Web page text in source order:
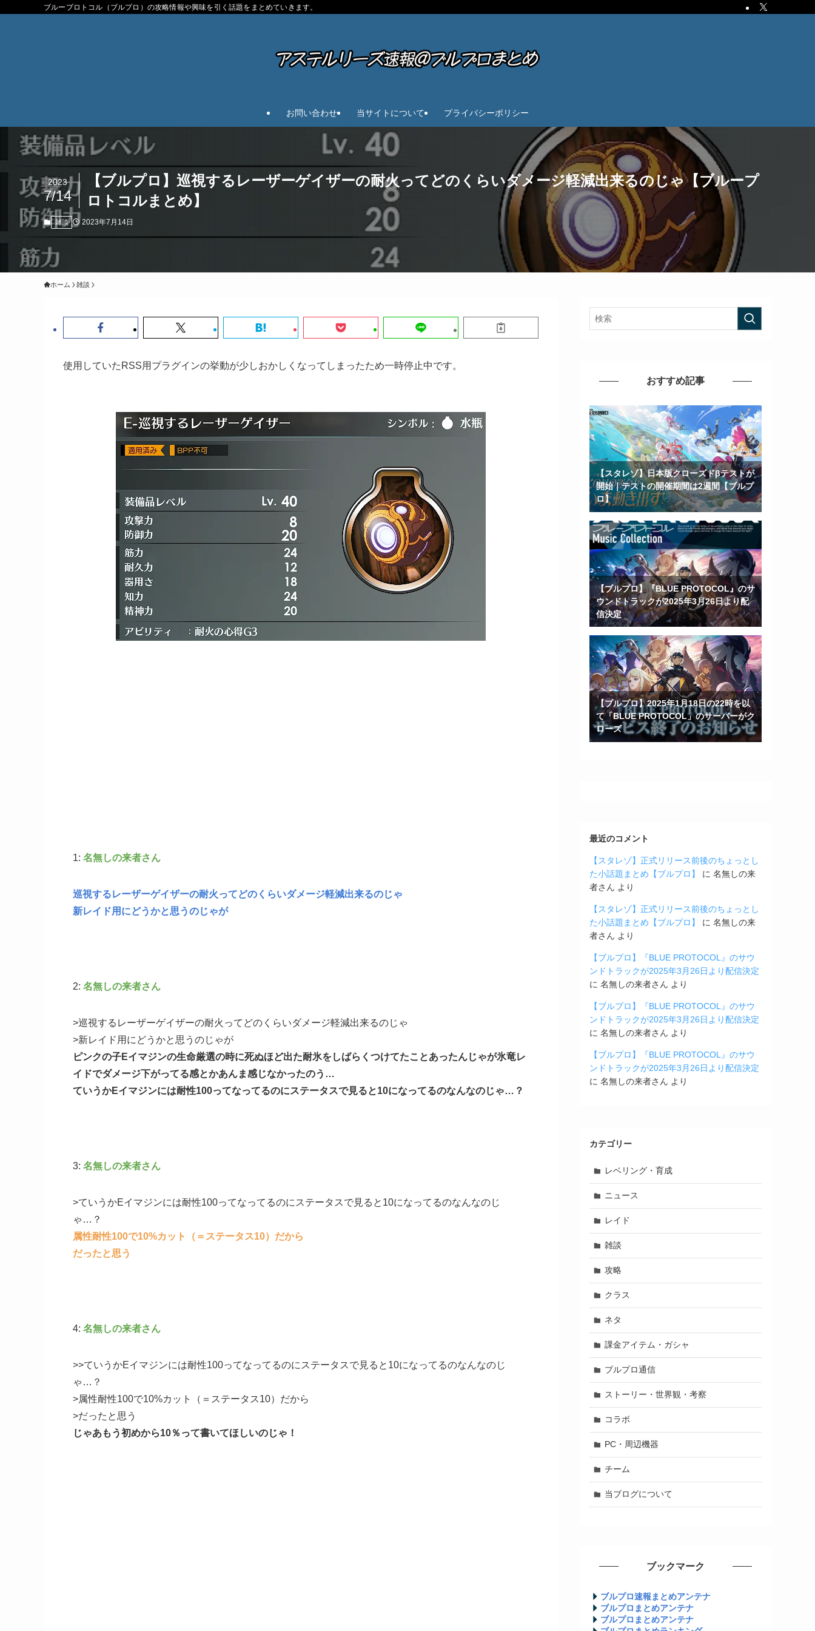
ブループロトコル（ブルプロ）の攻略情報や興味を引く話題をまとめていきます。
お問い合わせ 当サイトについて プライバシーポリシー
【ブルプロ】巡視するレーザーゲイザーの耐火ってどのくらいダメージ軽減出来るのじゃ【ブループ
ロトコルまとめ】
2023
7/14
雑談 2023年7月14日
ホーム 雑談
使用していたRSS用プラグインの挙動が少しおかしくなってしまったため一時停止中です。
1: 名無しの来者さん
巡視するレーザーゲイザーの耐火ってどのくらいダメージ軽減出来るのじゃ
新レイド用にどうかと思うのじゃが
2: 名無しの来者さん
>巡視するレーザーゲイザーの耐火ってどのくらいダメージ軽減出来るのじゃ
>新レイド用にどうかと思うのじゃが
ピンクの子Eイマジンの生命厳選の時に死ぬほど出た耐氷をしばらくつけてたことあったんじゃが氷竜レ
イドでダメージ下がってる感とかあんま感じなかったのう…
ていうかEイマジンには耐性100ってなってるのにステータスで見ると10になってるのなんなのじゃ…？
3: 名無しの来者さん
>ていうかEイマジンには耐性100ってなってるのにステータスで見ると10になってるのなんなのじ
ゃ…？
属性耐性100で10%カット（＝ステータス10）だから
だったと思う
4: 名無しの来者さん
>>ていうかEイマジンには耐性100ってなってるのにステータスで見ると10になってるのなんなのじ
ゃ…？
>属性耐性100で10%カット（＝ステータス10）だから
>だったと思う
じゃあもう初めから10％って書いてほしいのじゃ！
おすすめ記事
【スタレゾ】日本版クローズドβテストが
開始｜テストの開催期間は2週間【ブルプ
ロ】
【ブルプロ】『BLUE PROTOCOL』のサ
ウンドトラックが2025年3月26日より配
信決定
【ブルプロ】2025年1月18日の22時を以
て「BLUE PROTOCOL」のサーバーがク
ローズ
最近のコメント
【スタレゾ】正式リリース前後のちょっとし
た小話題まとめ【ブルプロ】
に 名無しの来
者さん より
【スタレゾ】正式リリース前後のちょっとし
た小話題まとめ【ブルプロ】
に 名無しの来
者さん より
【ブルプロ】『BLUE PROTOCOL』のサウ
ンドトラックが2025年3月26日より配信決定
に 名無しの来者さん より
【ブルプロ】『BLUE PROTOCOL』のサウ
ンドトラックが2025年3月26日より配信決定
に 名無しの来者さん より
【ブルプロ】『BLUE PROTOCOL』のサウ
ンドトラックが2025年3月26日より配信決定
に 名無しの来者さん より
カテゴリー
レベリング・育成
ニュース
レイド
雑談
攻略
クラス
ネタ
課金アイテム・ガシャ
ブルプロ通信
ストーリー・世界観・考察
コラボ
PC・周辺機器
チーム
当ブログについて
ブックマーク
ブルプロ速報まとめアンテナ
ブルプロまとめアンテナ
ブルプロまとめアンテナ